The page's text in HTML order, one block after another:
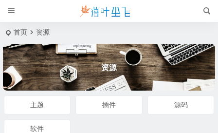
首页 资源
资源
主题 插件 源码
软件